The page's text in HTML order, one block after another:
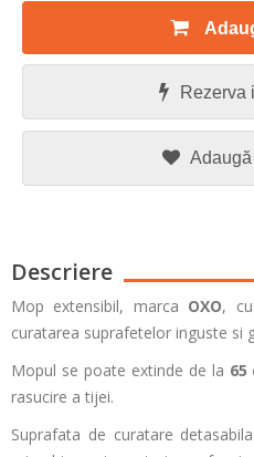
Rezerva
Descriere
Mop extensibil, marca OXO,
curatarea suprafetelor inguste si
Mopul se poate extinde de la 65
rasucire a tijei.
Suprafata de curatare